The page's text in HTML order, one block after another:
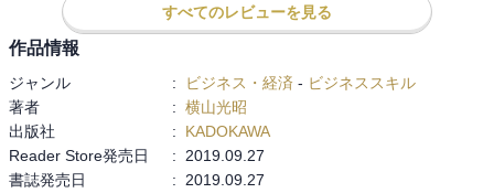
とにかく、節約体質を今のうちに身につけて、なるべく早くiDeCoと
積み立てNISAを始めよう。そしてなるべく健康で長く働き、年金受
給はなるべく繰り下げる。
だいぶイメージ湧いてた。
すべてのレビューを見る
作品情報
ジャンル : ビジネス・経済 - ビジネススキル
著者
: 横山光昭
出版社
:
KADOKAWA
Reader Store発売日
:
2019.09.27
書誌発売日
:
2019.09.27